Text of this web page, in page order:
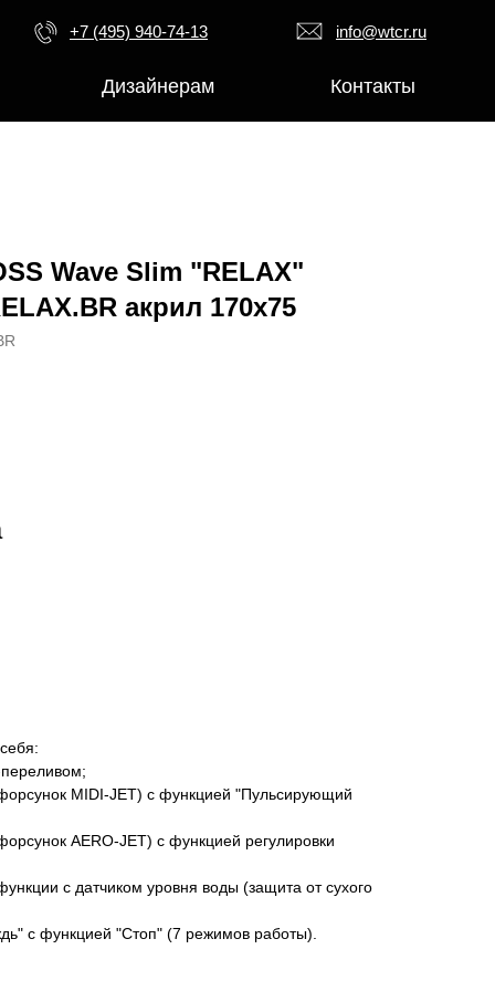
+7 (495) 940-74-13 info@wtcr.ru
Дизайнерам Контакты
Wave Slim "RELAX"
акрил 170х75
MIDI-JET) с функцией "Пульсирующий
AERO-JET) с функцией регулировки
с датчиком уровня воды (защита от сухого
с функцией "Стоп" (7 режимов работы).